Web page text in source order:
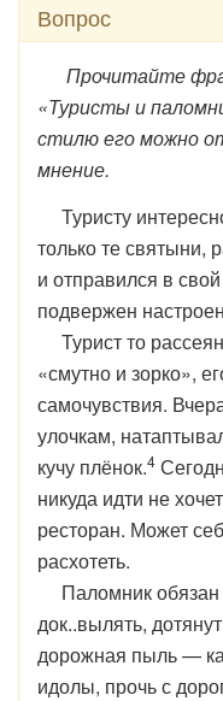
Вопрос
Прочитайте
«Туристы и
стилю его можно
мнение.
Туристу
только те святыни,
и отправился в
подвержен
Турист то
«смутно и зорко»,
самочувствия.
улочкам,
кучу плёнок.4
никуда идти не
ресторан. Может
расхотеть.
Паломник обязан
док..вылять,
дорожная пыль —
идолы, прочь с